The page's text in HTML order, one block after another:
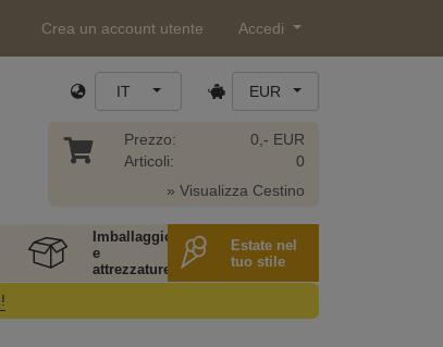
Crea un account utente Accedi
IT EUR
Prezzo:
Articoli:
0,- EUR
0
» Visualizza Cestino
Imballaggio
e
attrezzature
Estate nel
tuo stile